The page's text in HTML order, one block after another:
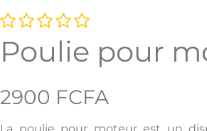
Poulie pour
2900 FCFA
La poulie pour moteur est un